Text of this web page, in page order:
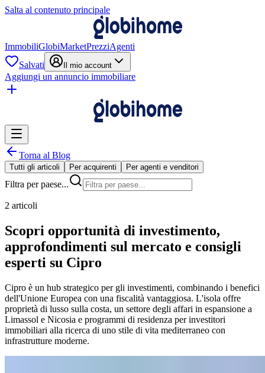
Salta al contenuto principale
ImmobiliGlobiMarketPrezziAgenti
Salvati
Il mio account
Aggiungi un annuncio immobiliare
Torna al Blog
Tutti gli articoli Per acquirenti Per agenti e venditori
Filtra per paese...
2 articoli
Scopri opportunità di investimento,
approfondimenti sul mercato e consigli
esperti su Cipro
Cipro è un hub strategico per gli investimenti, combinando i benefici
dell'Unione Europea con una fiscalità vantaggiosa. L'isola offre
proprietà di lusso sulla costa, un settore degli affari in espansione a
Limassol e Nicosia e programmi di residenza per investitori
immobiliari alla ricerca di uno stile di vita mediterraneo con
infrastrutture moderne.